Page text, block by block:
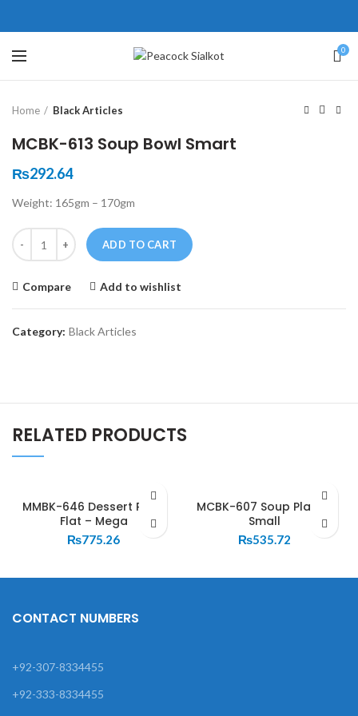
0
Click to enlarge
Home Black Articles
MCBK-613 Soup Bowl Smart
₨292.64
Weight: 165gm – 170gm
Quantity
ADD TO CART
Compare Add to wishlist
Category: Black Articles
RELATED PRODUCTS
MMBK-646 Dessert Plate
Flat – Mega
₨775.26
MCBK-607 Soup Plate –
Small
₨535.72
壯陽藥台灣購物
，這不是因為缺乏性生活，而
因為缺乏溝通，所以保持談話很
盾越來越大，往往這是ED的情
會變得更加嚴重。
犀利士壯陽藥線上購買
戲都可以很好的幫助你獲得一
質量的夫妻生活。 犀利士 治療
鬆，便於陰莖快速充血達到滿
堅硬勃起。在醫學界和陽痿病
望下，犀利士作為新一批藥
，有其優良特點。
CONTACT NUMBERS
+92-307-8334455
+92-333-8334455